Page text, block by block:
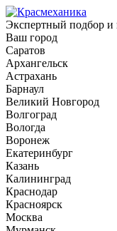
Экспертный подбор и
Ваш город
Саратов
Архангельск
Астрахань
Барнаул
Великий Новгород
Волгоград
Вологда
Воронеж
Екатеринбург
Казань
Калининград
Краснодар
Красноярск
Москва